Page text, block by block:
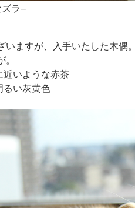
ラ–
ますが、入手いたした木偶。
いような赤茶
るい灰黄色